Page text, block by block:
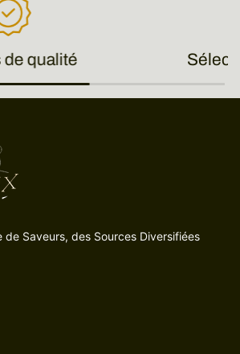
de qualité
de Saveurs, des Sources Diversifiées